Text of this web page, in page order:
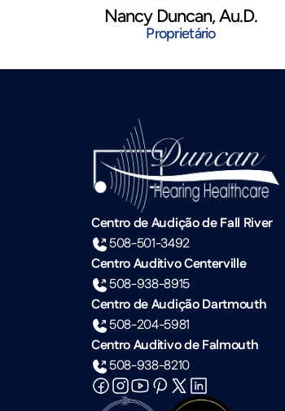
Nancy Duncan, Au.D.
Proprietário
Centro de Audição de Fall River
508-501-3492
Centro Auditivo Centerville
508-938-8915
Centro de Audição Dartmouth
508-204-5981
Centro Auditivo de Falmouth
508-938-8210